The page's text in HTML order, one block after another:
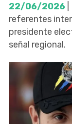
22/06/2026
referentes
presidente
señal regional.